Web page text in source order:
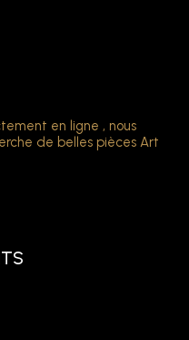
en ligne , nous
de belles pièces Art